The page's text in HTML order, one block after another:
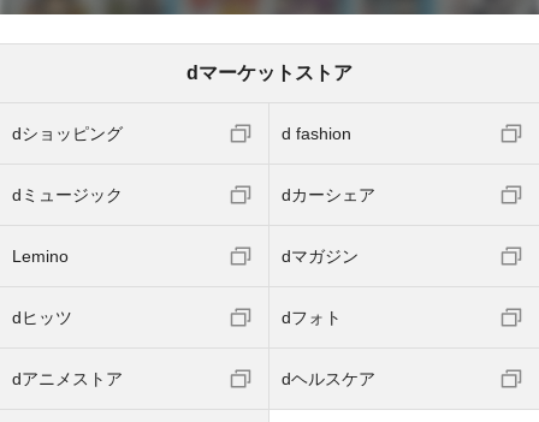
dマーケットストア
dショッピング d fashion
dミュージック dカーシェア
Lemino dマガジン
dヒッツ dフォト
dアニメストア dヘルスケア